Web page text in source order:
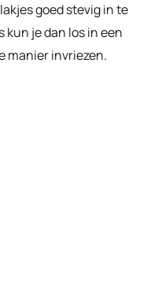
goed stevig in te
kun je dan los in een
manier invriezen.